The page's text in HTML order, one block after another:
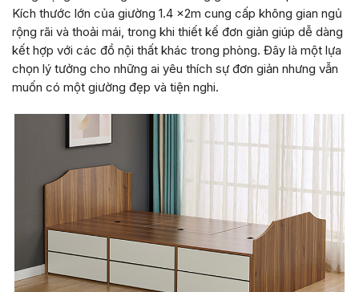
Kích thước lớn của giường 1.4 x2m cung cấp không gian ngủ
rộng rãi và thoải mái, trong khi thiết kế đơn giản giúp dễ dàng
kết hợp với các đồ nội thất khác trong phòng. Đây là một lựa
chọn lý tưởng cho những ai yêu thích sự đơn giản nhưng vẫn
muốn có một giường đẹp và tiện nghi.